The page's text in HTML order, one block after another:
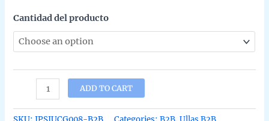
Cantidad del producto
Incienso
palo
ADD TO CART